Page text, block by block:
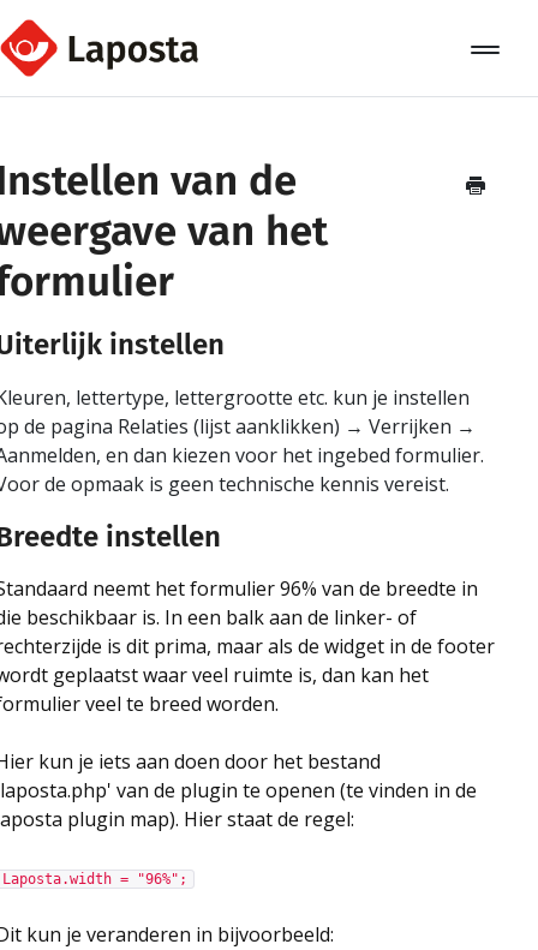
Toggle
Over Laposta
Relaties
Koppelingen
van de
van het
instellen
lettertype, lettergrootte etc. kun je instellen
de pagina Relaties (lijst aanklikken) → Verrijken →
en dan kiezen voor het ingebed formulier.
de opmaak is geen technische kennis vereist.
instellen
neemt het formulier 96% van de breedte in
beschikbaar is. In een balk aan de linker- of
is dit prima, maar als de widget in de footer
geplaatst waar veel ruimte is, dan kan het
veel te breed worden.
kun je iets aan doen door het bestand
van de plugin te openen (te vinden in de
plugin map). Hier staat de regel:
Laposta.width = "96%";
kun je veranderen in bijvoorbeeld: